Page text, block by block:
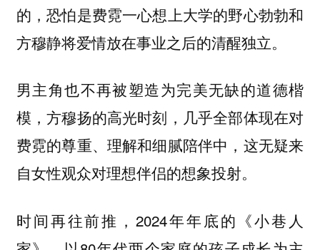
的，恐怕是费霓一心想上大学的野心勃勃和
方穆静将爱情放在事业之后的清醒独立。
男主角也不再被塑造为完美无缺的道德楷
模，方穆扬的高光时刻，几乎全部体现在对
费霓的尊重、理解和细腻陪伴中，这无疑来
自女性观众对理想伴侣的想象投射。
时间再往前推，2024年年底的《小巷人